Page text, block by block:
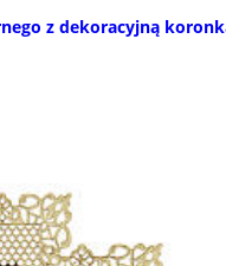
z dekoracyjną